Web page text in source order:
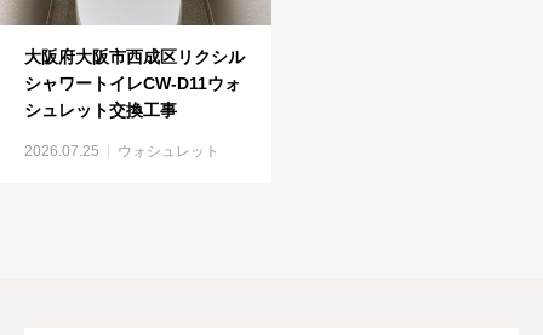
大阪府大阪市西成区リクシル
シャワートイレCW-D11ウォ
シュレット交換工事
2026.07.25 ウォシュレット